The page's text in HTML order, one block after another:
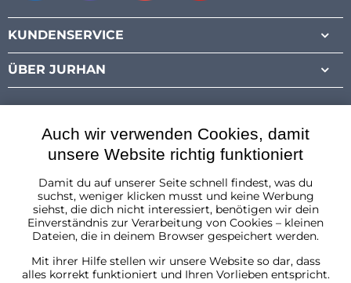
KUNDENSERVICE
ÜBER JURHAN
Österreich
Auch wir verwenden Cookies, damit
unsere Website richtig funktioniert
Damit du auf unserer Seite schnell findest, was du
suchst, weniger klicken musst und keine Werbung
siehst, die dich nicht interessiert, benötigen wir dein
Einverständnis zur Verarbeitung von Cookies – kleinen
Dateien, die in deinem Browser gespeichert werden.
Mit ihrer Hilfe stellen wir unsere Website so dar, dass
alles korrekt funktioniert und Ihren Vorlieben entspricht.